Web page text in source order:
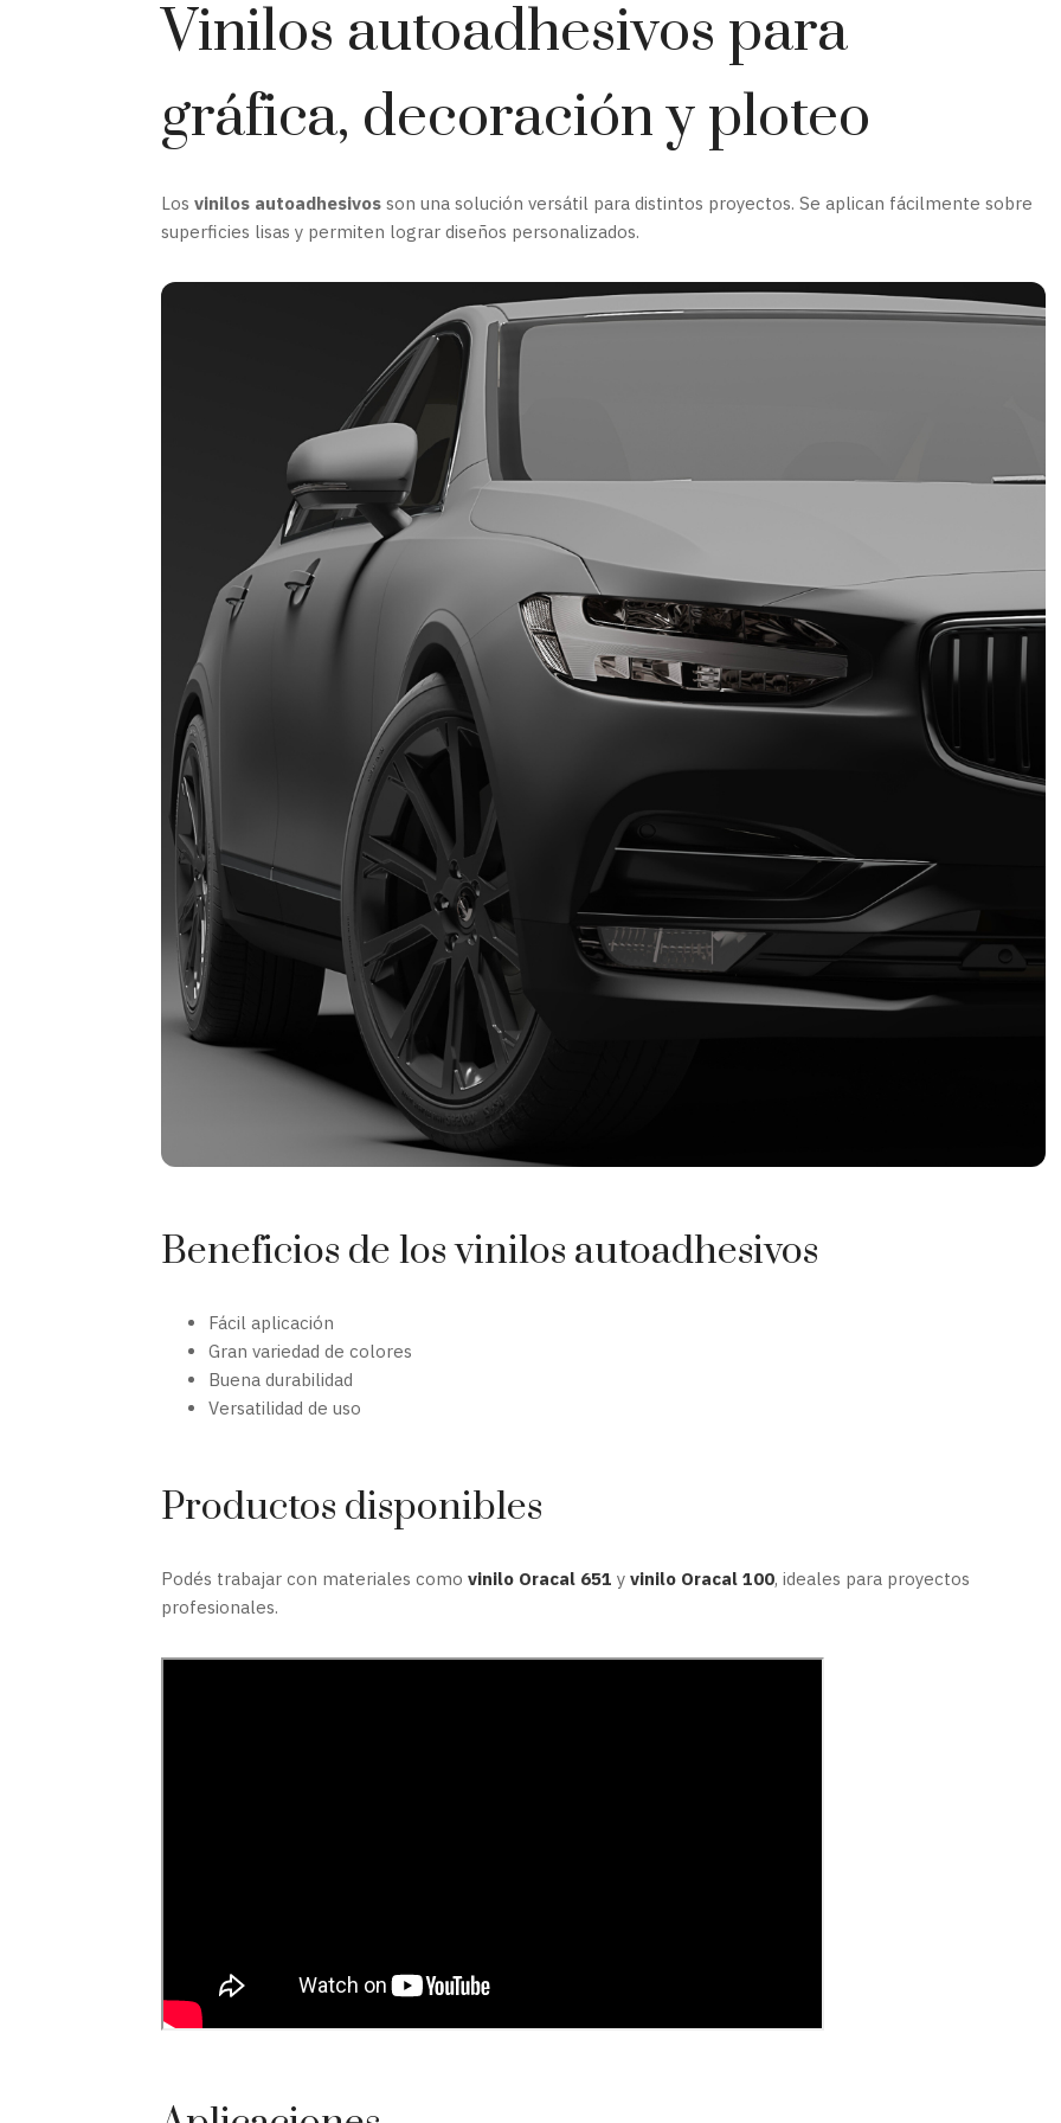
Vinilos autoadhesivos para
gráfica, decoración y ploteo
Los vinilos autoadhesivos son una solución versátil para distintos proyectos. Se aplican fácilmente sobre
superficies lisas y permiten lograr diseños personalizados.
Beneficios de los vinilos autoadhesivos
Fácil aplicación
Gran variedad de colores
Buena durabilidad
Versatilidad de uso
Productos disponibles
Podés trabajar con materiales como vinilo Oracal 651 y vinilo Oracal 100, ideales para proyectos
profesionales.